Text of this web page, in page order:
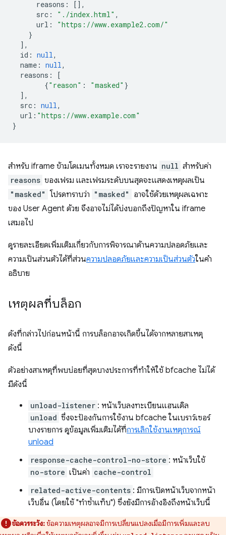
reasons :
[],
src : "./index.html" ,
url :
"https://www.example2.com/"
}
],
id : null,
name : null,
reasons :
[
{"reason" : "masked" }
],
src : null,
url : "https://www.example.com"
}
สำหรับ iframe ข้ามโดเมนทั้งหมด เราจะรายงาน null สำหรับค่า
reasons ของเฟรม และเฟรมระดับบนสุดจะแสดงเหตุผลเป็น
"masked" โปรดทราบว่า "masked"
อาจใช้ด้วยเหตุผลเฉพาะ
ของ User Agent ด้วย จึงอาจไม่ได้บ่งบอกถึงปัญหาใน iframe
เสมอไป
ดูรายละเอียดเพิ่มเติมเกี่ยวกับการพิจารณาด้านความปลอดภัยและ
ความเป็นส่วนตัวได้ที่ส่วนความปลอดภัยและความเป็นส่วนตัวในคำ
อธิบาย
เหตุผลที่บล็อก
ดังที่กล่าวไปก่อนหน้านี้ การบล็อกอาจเกิดขึ้นได้จากหลายสาเหตุ
ดังนี้
ตัวอย่างสาเหตุที่พบบ่อยที่สุดบางประการที่ทำให้ใช้ bfcache ไม่ได้
มีดังนี้
unload-listener : หน้าเว็บลงทะเบียนแฮนเดิล
unload ซึ่งจะป้องกันการใช้งาน bfcache ในเบราว์เซอร์
บางรายการ ดูข้อมูลเพิ่มเติมได้ที่การเลิกใช้งานเหตุการณ์
unload
response-cache-control-no-store : หน้าเว็บใช้
no-store เป็นค่า cache-control
related-active-contents : มีการเปิดหน้าเว็บจากหน้า
เว็บอื่น (โดยใช้ "ทำซ้ำแท็บ") ซึ่งยังมีการอ้างอิงถึงหน้าเว็บนี้
ข้อควรระวัง:ข้อความเหตุผลอาจมีการเปลี่ยนแปลงเมื่อมีการเพิ่มและลบ